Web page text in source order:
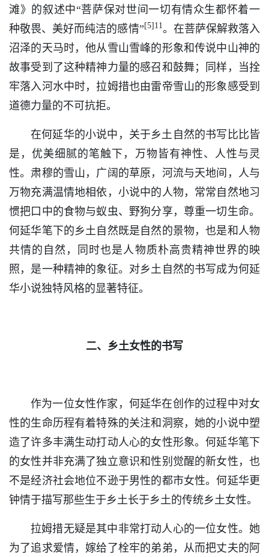
滩》的叙述中“菩萨保对世间一切有情众生都怀着一
种敬畏、美好而纯洁的感情” [5]11。在菩萨保解救落入
沼泽的天马时，他从雪山雪峰的形象和传说中山神的
故事受到了这种精神力量的感召和鼓舞；同样，当拴
牢落入河水中时，拉姆措也由雷帝雪山的形象感受到
道德力量的不可抗拒。
在何延华的小说中，关于乡土自然的书写比比皆
是，优美细腻的笔触下，万物皆有神性、人性与灵
性。肃穆的雪山，广阔的草原，河流与天地间，人与
万物充满温情地相依，小说中的人物，常常自然地习
惯把口中的食物与蚁虫、野狗分享，尊重一切生命。
何延华笔下的乡土自然既是自然的景物，也是和人物
共情的自然，同时也是人物质朴高贵精神世界的映
照，是一种精神的象征。对乡土自然的书写成为何延
华小说独特风格的显著特征。
二、乡土女性的书写
作为一位女性作家，何延华在创作的过程中对女
性的生命历程有着特殊的关注和洞察，她的小说中塑
造了许多丰满生动打动人心的女性形象。何延华笔下
的女性并非充满了独立意识和性别觉醒的新女性，也
不是经济社会地位不逊于男性的都市女性。何延华更
钟情于描写那些生于乡土长于乡土的传统乡土女性。
拉姆措无疑是其中非常打动人心的一位女性。她
为了追求爱情，嫁给了栓牢的弟弟，从而把丈夫的阿